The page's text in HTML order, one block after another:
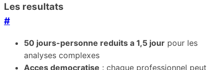
Les resultats
#
50 jours-personne reduits a 1,5 jour pour les
analyses complexes
Acces democratise : chaque professionnel peut